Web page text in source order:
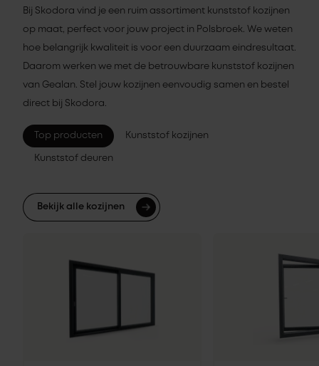
Bij Skodora vind je een ruim assortiment kunststof kozijnen
op maat, perfect voor jouw project in Polsbroek. We weten
hoe belangrijk kwaliteit is voor een duurzaam eindresultaat.
Daarom werken we met de betrouwbare kunststof kozijnen
van Gealan. Stel jouw kozijnen eenvoudig samen en bestel
direct bij Skodora.
Top producten Kunststof kozijnen
Kunststof deuren
Bekijk alle kozijnen